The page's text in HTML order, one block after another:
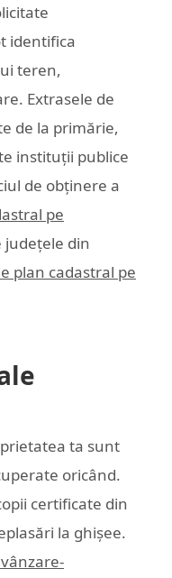
identifica
teren,
Extrasele de
de la primărie,
instituții publice
de obținere a
pe
județele din
plan cadastral pe
ta sunt
oricând.
certificate din
la ghișee.